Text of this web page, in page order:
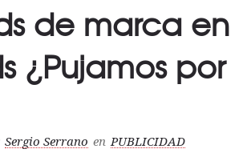
de marca en
¿Pujamos por
Sergio Serrano en PUBLICIDAD